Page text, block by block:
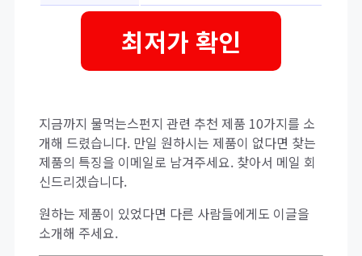
최저가 확인
지금까지 물먹는스펀지 관련 추천 제품 10가지를 소
개해 드렸습니다. 만일 원하시는 제품이 없다면 찾는
제품의 특징을 이메일로 남겨주세요. 찾아서 메일 회
신드리겠습니다.
원하는 제품이 있었다면 다른 사람들에게도 이글을
소개해 주세요.